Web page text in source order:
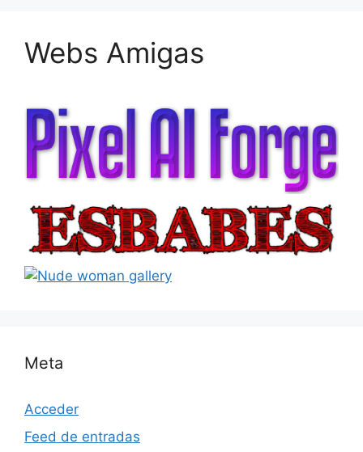
Webs Amigas
Meta
Acceder
Feed de entradas